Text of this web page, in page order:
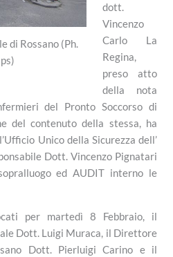
di Rossano (Ph.
dott.
Vincenzo
Carlo La
Regina,
preso atto
della nota
del Pronto Soccorso di
del contenuto della stessa, ha
Unico della Sicurezza dell’
Dott. Vincenzo Pignatari
ed AUDIT interno le
per martedì 8 Febbraio, il
Dott. Luigi Muraca, il Direttore
Dott. Pierluigi Carino e il